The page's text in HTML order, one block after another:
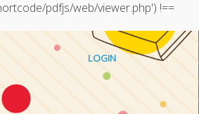
pdfjs/web/viewer.php') !==
LOGIN